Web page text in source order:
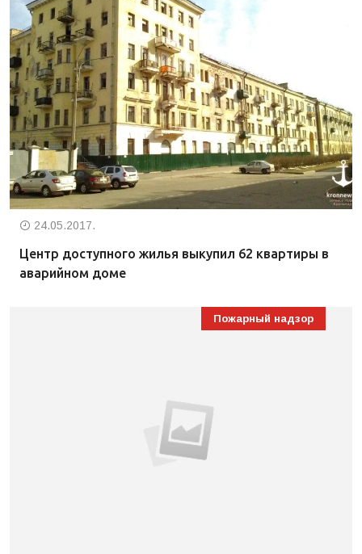
24.05.2017.
Центр доступного жилья выкупил 62 квартиры в
аварийном доме
Пожарный надзор